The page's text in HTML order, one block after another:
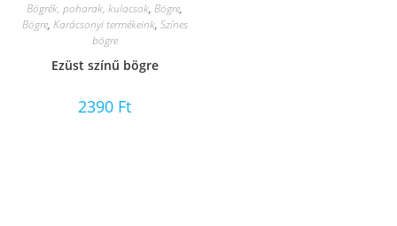
Bögrék, poharak, kulacsok,Bögre,
Bögre, Karácsonyi termékeink, Színes
bögre
Ezüst színű bögre
2390 Ft